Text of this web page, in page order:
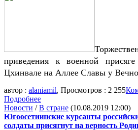
приведения к военной
Цхинвале на Аллее Славы у
автор : alaniamil, Просмотров : 2 255
Подробнее
Новости /В стране (10.08.2019 12:00)
Югоосетиинские курсанты
солдаты присягнут на верность